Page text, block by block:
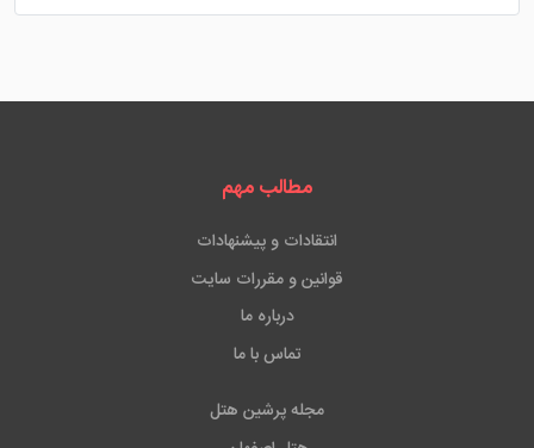
مطالب مهم
انتقادات و پیشنهادات
قوانین و مقررات سایت
درباره ما
تماس با ما
مجله پرشین هتل